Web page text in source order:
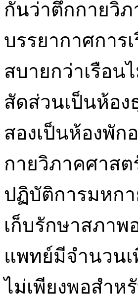
กันว่าตึกกายวิ
บรรยากาศการ
สบายกว่าเรือน
สัดส่วนเป็นห้อง
สองเป็นห้องพัก
กายวิภาคศาส
ปฏิบัติการมหก
เก็บรักษาสภาพ
แพทย์มีจำนวน
ไม่เพียงพอสำห